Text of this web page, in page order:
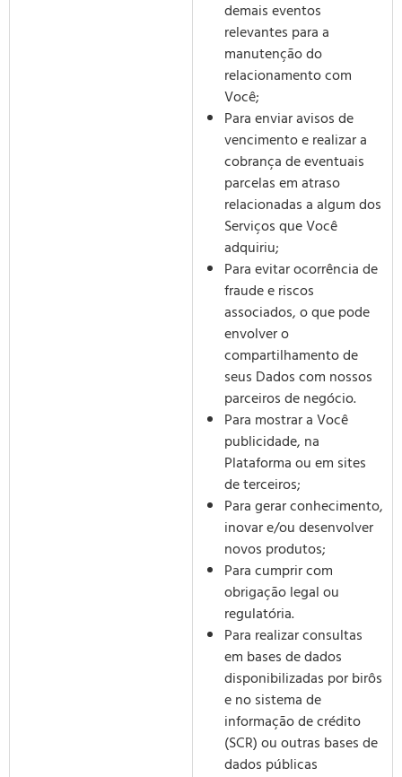
demais eventos
relevantes para a
manutenção do
relacionamento com
Você;
Para enviar avisos de
vencimento e realizar a
cobrança de eventuais
parcelas em atraso
relacionadas a algum dos
Serviços que Você
adquiriu;
Para evitar ocorrência de
fraude e riscos
associados, o que pode
envolver o
compartilhamento de
seus Dados com nossos
parceiros de negócio.
Para mostrar a Você
publicidade, na
Plataforma ou em sites
de terceiros;
Para gerar conhecimento,
inovar e/ou desenvolver
novos produtos;
Para cumprir com
obrigação legal ou
regulatória.
Para realizar consultas
em bases de dados
disponibilizadas por birôs
e no sistema de
informação de crédito
(SCR) ou outras bases de
dados públicas